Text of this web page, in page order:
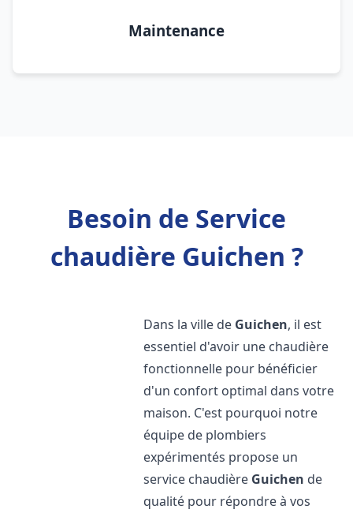
Maintenance
Besoin de Service
chaudière Guichen ?
Dans la ville de Guichen, il est
essentiel d'avoir une chaudière
fonctionnelle pour bénéficier
d'un confort optimal dans votre
maison. C'est pourquoi notre
équipe de plombiers
expérimentés propose un
service chaudière Guichen de
qualité pour répondre à vos